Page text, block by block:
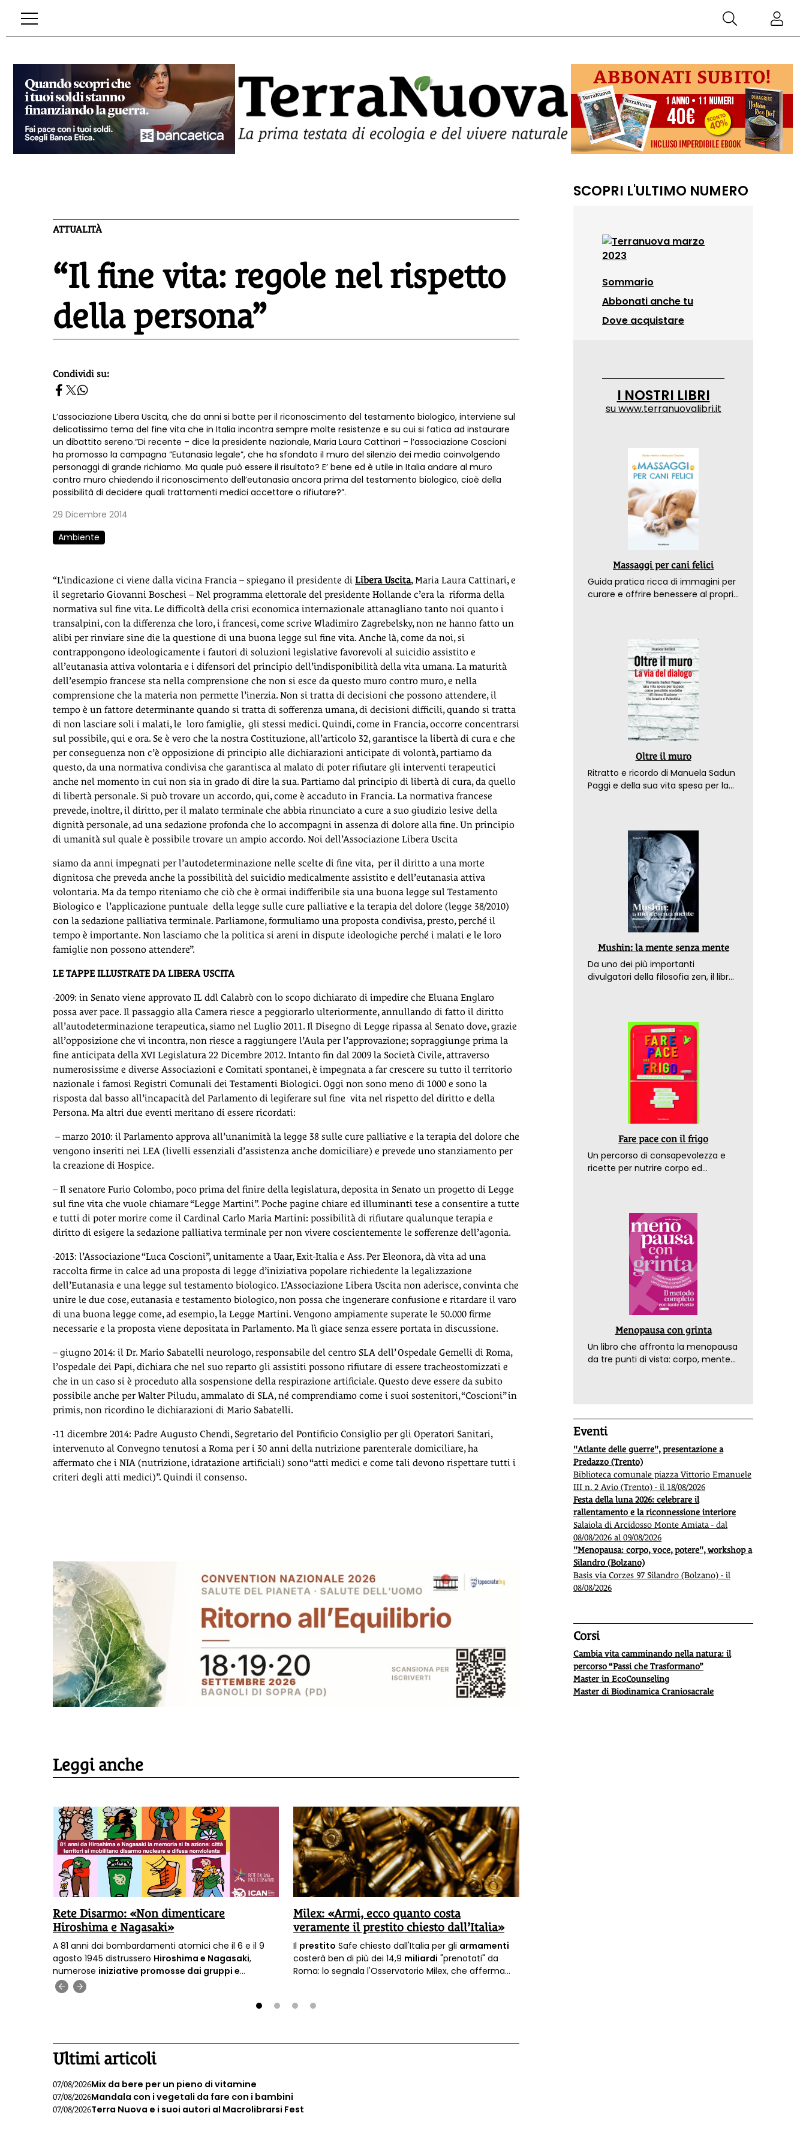
ATTUALITÀ
“Il fine vita: regole nel rispetto
della persona”
homepage h2
Condividi su:
L’associazione Libera Uscita, che da anni si batte per il riconoscimento del testamento biologico, interviene sul
delicatissimo tema del fine vita che in Italia incontra sempre molte resistenze e su cui si fatica ad instaurare
un dibattito sereno.“Di recente – dice la presidente nazionale, Maria Laura Cattinari – l’associazione Coscioni
ha promosso la campagna “Eutanasia legale”, che ha sfondato il muro del silenzio dei media coinvolgendo
personaggi di grande richiamo. Ma quale può essere il risultato? E’ bene ed è utile in Italia andare al muro
contro muro chiedendo il riconoscimento dell’eutanasia ancora prima del testamento biologico, cioè della
possibilità di decidere quali trattamenti medici accettare o rifiutare?”.
29 Dicembre 2014
Ambiente
“L’indicazione ci viene dalla vicina Francia – spiegano il presidente di Libera Uscita, Maria Laura Cattinari, e
il segretario Giovanni Boschesi – Nel programma elettorale del presidente Hollande c’era la riforma della
normativa sul fine vita. Le difficoltà della crisi economica internazionale attanagliano tanto noi quanto i
transalpini, con la differenza che loro, i francesi, come scrive Wladimiro Zagrebelsky, non ne hanno fatto un
alibi per rinviare sine die la questione di una buona legge sul fine vita. Anche là, come da noi, si
contrappongono ideologicamente i fautori di soluzioni legislative favorevoli al suicidio assistito e
all’eutanasia attiva volontaria e i difensori del principio dell’indisponibilità della vita umana. La maturità
dell’esempio francese sta nella comprensione che non si esce da questo muro contro muro, e nella
comprensione che la materia non permette l’inerzia. Non si tratta di decisioni che possono attendere, il
tempo è un fattore determinante quando si tratta di sofferenza umana, di decisioni difficili, quando si tratta
di non lasciare soli i malati, le loro famiglie, gli stessi medici. Quindi, come in Francia, occorre concentrarsi
sul possibile, qui e ora. Se è vero che la nostra Costituzione, all’articolo 32, garantisce la libertà di cura e che
per conseguenza non c’è opposizione di principio alle dichiarazioni anticipate di volontà, partiamo da
questo, da una normativa condivisa che garantisca al malato di poter rifiutare gli interventi terapeutici
anche nel momento in cui non sia in grado di dire la sua. Partiamo dal principio di libertà di cura, da quello
di libertà personale. Si può trovare un accordo, qui, come è accaduto in Francia. La normativa francese
prevede, inoltre, il diritto, per il malato terminale che abbia rinunciato a cure a suo giudizio lesive della
dignità personale, ad una sedazione profonda che lo accompagni in assenza di dolore alla fine. Un principio
di umanità sul quale è possibile trovare un ampio accordo. Noi dell’Associazione Libera Uscita
siamo da anni impegnati per l’autodeterminazione nelle scelte di fine vita, per il diritto a una morte
dignitosa che preveda anche la possibilità del suicidio medicalmente assistito e dell’eutanasia attiva
volontaria. Ma da tempo riteniamo che ciò che è ormai indifferibile sia una buona legge sul Testamento
Biologico e l’applicazione puntuale della legge sulle cure palliative e la terapia del dolore (legge 38/2010)
con la sedazione palliativa terminale. Parliamone, formuliamo una proposta condivisa, presto, perché il
tempo è importante. Non lasciamo che la politica si areni in dispute ideologiche perché i malati e le loro
famiglie non possono attendere”.
LE TAPPE ILLUSTRATE DA LIBERA USCITA
-2009: in Senato viene approvato IL ddl Calabrò con lo scopo dichiarato di impedire che Eluana Englaro
possa aver pace. Il passaggio alla Camera riesce a peggiorarlo ulteriormente, annullando di fatto il diritto
all’autodeterminazione terapeutica, siamo nel Luglio 2011. Il Disegno di Legge ripassa al Senato dove, grazie
all’opposizione che vi incontra, non riesce a raggiungere l’Aula per l’approvazione; sopraggiunge prima la
fine anticipata della XVI Legislatura 22 Dicembre 2012. Intanto fin dal 2009 la Società Civile, attraverso
numerosissime e diverse Associazioni e Comitati spontanei, è impegnata a far crescere su tutto il territorio
nazionale i famosi Registri Comunali dei Testamenti Biologici. Oggi non sono meno di 1000 e sono la
risposta dal basso all’incapacità del Parlamento di legiferare sul fine vita nel rispetto del diritto e della
Persona. Ma altri due eventi meritano di essere ricordati:
– marzo 2010: il Parlamento approva all’unanimità la legge 38 sulle cure palliative e la terapia del dolore che
vengono inseriti nei LEA (livelli essenziali d’assistenza anche domiciliare) e prevede uno stanziamento per
la creazione di Hospice.
– Il senatore Furio Colombo, poco prima del finire della legislatura, deposita in Senato un progetto di Legge
sul fine vita che vuole chiamare “Legge Martini”. Poche pagine chiare ed illuminanti tese a consentire a tutte
e tutti di poter morire come il Cardinal Carlo Maria Martini: possibilità di rifiutare qualunque terapia e
diritto di esigere la sedazione palliativa terminale per non vivere coscientemente le sofferenze dell’agonia.
-2013: l’Associazione “Luca Coscioni”, unitamente a Uaar, Exit-Italia e Ass. Per Eleonora, dà vita ad una
raccolta firme in calce ad una proposta di legge d’iniziativa popolare richiedente la legalizzazione
dell’Eutanasia e una legge sul testamento biologico. L’Associazione Libera Uscita non aderisce, convinta che
unire le due cose, eutanasia e testamento biologico, non possa che ingenerare confusione e ritardare il varo
di una buona legge come, ad esempio, la Legge Martini. Vengono ampiamente superate le 50.000 firme
necessarie e la proposta viene depositata in Parlamento. Ma lì giace senza essere portata in discussione.
– giugno 2014: il Dr. Mario Sabatelli neurologo, responsabile del centro SLA dell’ Ospedale Gemelli di Roma,
l’ospedale dei Papi, dichiara che nel suo reparto gli assistiti possono rifiutare di essere tracheostomizzati e
che in un caso si è proceduto alla sospensione della respirazione artificiale. Questo deve essere da subito
possibile anche per Walter Piludu, ammalato di SLA, né comprendiamo come i suoi sostenitori, “Coscioni” in
primis, non ricordino le dichiarazioni di Mario Sabatelli.
-11 dicembre 2014: Padre Augusto Chendi, Segretario del Pontificio Consiglio per gli Operatori Sanitari,
intervenuto al Convegno tenutosi a Roma per i 30 anni della nutrizione parenterale domiciliare, ha
affermato che i NIA (nutrizione, idratazione artificiali) sono “atti medici e come tali devono rispettare tutti i
criteri degli atti medici)”. Quindi il consenso.
Leggi anche
Rete Disarmo: «Non dimenticare
Hiroshima e Nagasaki»
A 81 anni dai bombardamenti atomici che il 6 e il 9
agosto 1945 distrussero Hiroshima e Nagasaki,
numerose iniziative promosse dai gruppi e
associazioni attraversano l’Italia.
Milex: «Armi, ecco quanto costa
veramente il prestito chiesto dall’Italia»
Il prestito Safe chiesto dall'Italia per gli armamenti
costerà ben di più dei 14,9 miliardi "prenotati" da
Roma: lo segnala l'Osservatorio Milex, che afferma
Ultimi articoli
07/08/2026Mix da bere per un pieno di vitamine
07/08/2026Mandala con i vegetali da fare con i bambini
07/08/2026Terra Nuova e i suoi autori al Macrolibrarsi Fest
SCOPRI L'ULTIMO NUMERO
Sommario
Abbonati anche tu
Dove acquistare
I NOSTRI LIBRI
suwww.terranuovalibri.it
Massaggi per cani felici
Guida pratica ricca di immagini per
curare e offrire benessere al proprio
Oltre il muro
Ritratto e ricordo di Manuela Sadun
Paggi e della sua vita spesa per la
Mushin: la mente senza mente
Da uno dei più importanti
divulgatori della filosofia zen, il libro
Fare pace con il frigo
Un percorso di consapevolezza e
ricette per nutrire corpo ed
Menopausa con grinta
Un libro che affronta la menopausa
da tre punti di vista: corpo, mente
Eventi
"Atlante delle guerre", presentazione a
Predazzo (Trento)
Biblioteca comunale piazza Vittorio Emanuele
III n. 2 Avio (Trento) - il 18/08/2026
Festa della luna 2026: celebrare il
rallentamento e la riconnessione interiore
Salaiola di Arcidosso Monte Amiata - dal
08/08/2026 al 09/08/2026
"Menopausa: corpo, voce, potere", workshop a
Silandro (Bolzano)
Basis via Corzes 97 Silandro (Bolzano) - il
08/08/2026
Corsi
Cambia vita camminando nella natura: il
percorso “Passi che Trasformano”
Master in EcoCounseling
Master di Biodinamica Craniosacrale